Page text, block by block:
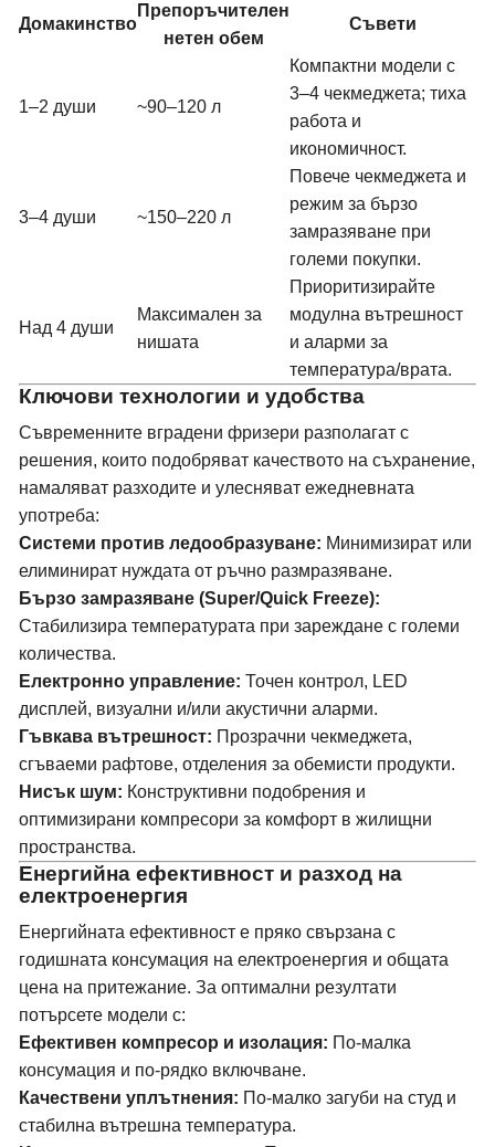
Домакинство
Препоръчителен
нетен обем
Съвети
1–2 души ~90–120 л
Компактни модели с
3–4 чекмеджета; тиха
работа и
икономичност.
3–4 души ~150–220 л
Повече чекмеджета и
режим за бързо
замразяване при
големи покупки.
Над 4 души
Максимален за
нишата
Приоритизирайте
модулна вътрешност
и аларми за
температура/врата.
Ключови технологии и удобства
Съвременните вградени фризери разполагат с
решения, които подобряват качеството на съхранение,
намаляват разходите и улесняват ежедневната
употреба:
Системи против ледообразуване: Минимизират или
елиминират нуждата от ръчно размразяване.
Бързо замразяване (Super/Quick Freeze):
Стабилизира температурата при зареждане с големи
количества.
Електронно управление: Точен контрол, LED
дисплей, визуални и/или акустични аларми.
Гъвкава вътрешност: Прозрачни чекмеджета,
сгъваеми рафтове, отделения за обемисти продукти.
Нисък шум: Конструктивни подобрения и
оптимизирани компресори за комфорт в жилищни
пространства.
Енергийна ефективност и разход на
електроенергия
Енергийната ефективност е пряко свързана с
годишната консумация на електроенергия и общата
цена на притежание. За оптимални резултати
потърсете модели с:
Ефективен компресор и изолация: По-малка
консумация и по-рядко включване.
Качествени уплътнения: По-малко загуби на студ и
стабилна вътрешна температура.